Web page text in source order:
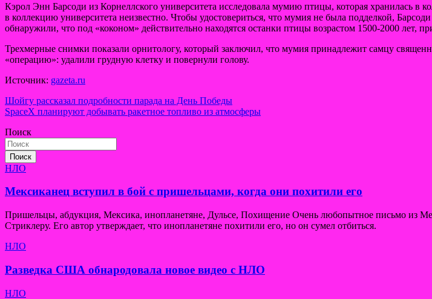
Кэрол Энн Барсоди из Корнеллского университета исследовала мумию птицы, которая хранилась в
в коллекцию университета неизвестно. Чтобы удостовериться, что мумия не была подделкой,
обнаружили, что под «коконом» действительно находятся останки птицы возрастом 1500-2000 лет,
Трехмерные снимки показали орнитологу, который заключил, что мумия принадлежит самцу
«операцию»: удалили грудную клетку и повернули голову.
Источник: gazeta.ru
Навигация
по
записям
Шойгу рассказал подробности парада на День Победы
SpaceX планируют добывать ракетное топливо из атмосферы
Поиск
Поиск
НЛО
Мексиканец вступил в бой с пришельцами, когда они похитили его
Пришельцы, абдукция, Мексика, инопланетяне, Дульсе, Похищение Очень любопытное письмо из
Стриклеру. Его автор утверждает, что инопланетяне похитили его, но он сумел отбиться.
НЛО
Разведка США обнародовала новое видео с НЛО
НЛО